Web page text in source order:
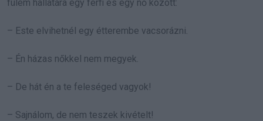
fülem hallatára egy férfi és egy nő között:
– Este elvihetnél egy étterembe vacsorázni.
– Én házas nőkkel nem megyek.
– De hát én a te feleséged vagyok!
– Sajnálom, de nem teszek kivételt!